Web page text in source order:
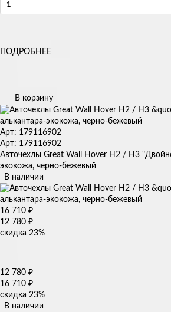
ПОДРОБНЕЕ
В корзину
Арт: 179116902
Арт: 179116902
Авточехлы Great Wall Hover H2 / H3
экокожа, черно-бежевый
В наличии
16 710 ₽
12 780 ₽
скидка 23%
12 780 ₽
16 710 ₽
скидка 23%
В наличии